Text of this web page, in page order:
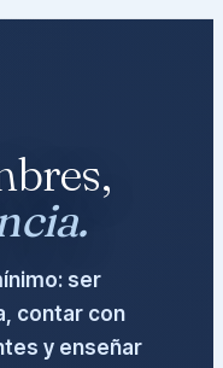
ser
contar con
y enseñar